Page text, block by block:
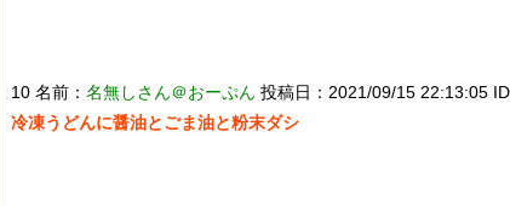
10 名前： 名無しさん＠おーぷん 投稿日：2021/09/15 22:13:05
冷凍うどんに醤油とごま油と粉末ダシ